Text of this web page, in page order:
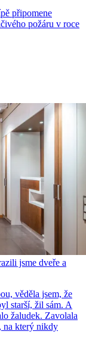
připomene
požáru v roce
jsme dveře a
věděla jsem, že
starší, žil sám. A
žaludek. Zavolala
na který nikdy